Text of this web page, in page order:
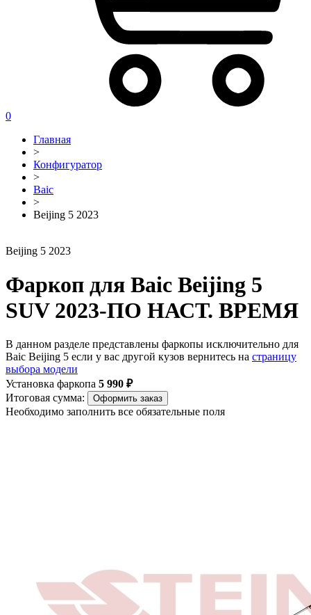
0
Главная
>
Конфигуратор
>
Baic
>
Beijing 5 2023
Beijing 5 2023
Фаркоп для Baic Beijing 5
SUV 2023-ПО НАСТ. ВРЕМЯ
В данном разделе представлены фаркопы исключительно для
Baic Beijing 5 если у вас другой кузов вернитесь на страницу
выбора модели
Установка фаркопа 5 990 ₽
Итоговая сумма:
Оформить заказ
Необходимо заполнить все обязательные поля